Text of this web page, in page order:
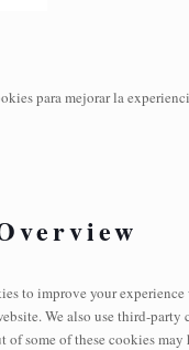
para mejorar la
to improve your
We also use third-party
some of these cookies